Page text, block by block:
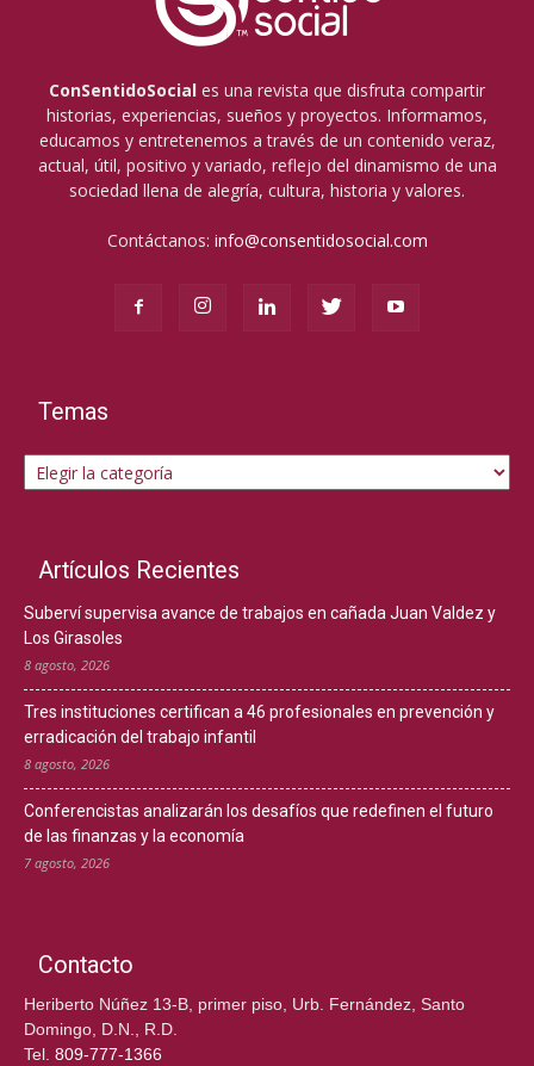
ConSentidoSocial es una revista que disfruta compartir
historias, experiencias, sueños y proyectos. Informamos,
educamos y entretenemos a través de un contenido veraz,
actual, útil, positivo y variado, reflejo del dinamismo de una
sociedad llena de alegría, cultura, historia y valores.
Contáctanos: info@consentidosocial.com
Temas
Temas
Artículos Recientes
Suberví supervisa avance de trabajos en cañada Juan Valdez y
Los Girasoles
8 agosto, 2026
Tres instituciones certifican a 46 profesionales en prevención y
erradicación del trabajo infantil
8 agosto, 2026
Conferencistas analizarán los desafíos que redefinen el futuro
de las finanzas y la economía
7 agosto, 2026
Contacto
Heriberto Núñez 13-B, primer piso, Urb. Fernández, Santo
Domingo, D.N., R.D.
Tel. 809-777-1366